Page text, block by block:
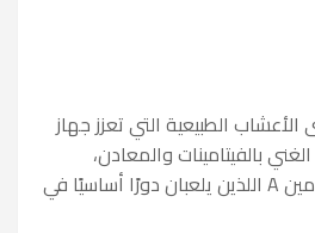
الأعشاب الطبيعية التي تعزز جهاز
بالفيتامينات والمعادن،
خصوصًا فيتامين C وفيتامين A اللذين يلعبان دورًا أساسيًا في